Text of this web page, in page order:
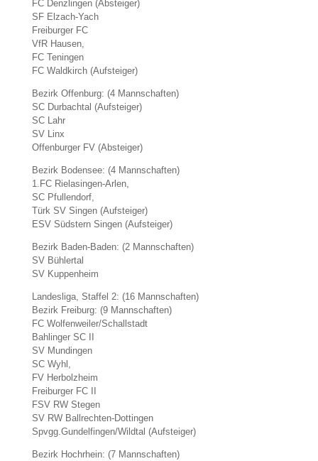
FC Denzlingen (Absteiger)
SF Elzach-Yach
Freiburger FC
VfR Hausen,
FC Teningen
FC Waldkirch (Aufsteiger)
Bezirk Offenburg: (4 Mannschaften)
SC Durbachtal (Aufsteiger)
SC Lahr
SV Linx
Offenburger FV (Absteiger)
Bezirk Bodensee: (4 Mannschaften)
1.FC Rielasingen-Arlen,
SC Pfullendorf,
Türk SV Singen (Aufsteiger)
ESV Südstern Singen (Aufsteiger)
Bezirk Baden-Baden: (2 Mannschaften)
SV Bühlertal
SV Kuppenheim
Landesliga, Staffel 2: (16 Mannschaften)
Bezirk Freiburg: (9 Mannschaften)
FC Wolfenweiler/Schallstadt
Bahlinger SC II
SV Mundingen
SC Wyhl,
FV Herbolzheim
Freiburger FC II
FSV RW Stegen
SV RW Ballrechten-Dottingen
Spvgg.Gundelfingen/Wildtal (Aufsteiger)
Bezirk Hochrhein: (7 Mannschaften)